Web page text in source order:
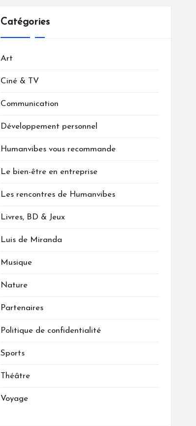
Catégories
Art
Ciné & TV
Communication
Développement personnel
Humanvibes vous recommande
Le bien-être en entreprise
Les rencontres de Humanvibes
Livres, BD & Jeux
Luis de Miranda
Musique
Nature
Partenaires
Politique de confidentialité
Sports
Théâtre
Voyage